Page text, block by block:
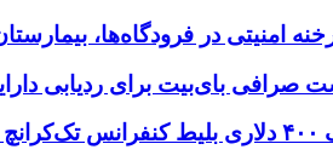
امنیتی در فرودگاه‌ها،
برای ردیابی دارایی‌های هک ۱.۵ میلیارد